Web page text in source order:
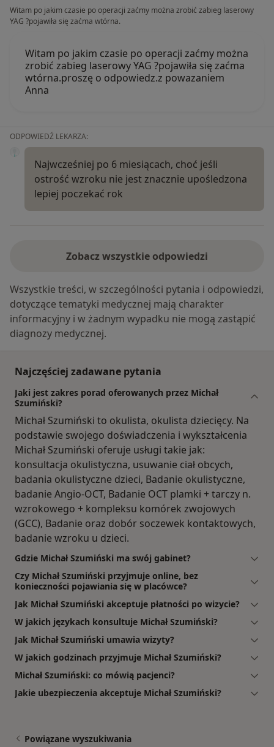
Witam po jakim czasie po operacji zaćmy można zrobić zabieg laserowy
YAG ?pojawiła się zaćma wtórna.
Witam po jakim czasie po operacji zaćmy można
zrobić zabieg laserowy YAG ?pojawiła się zaćma
wtórna.proszę o odpowiedz.z powazaniem
Anna
ODPOWIEDŹ LEKARZA:
Najwcześniej po 6 miesiącach, choć jeśli
ostrość wzroku nie jest znacznie upośledzona
lepiej poczekać rok
Zobacz wszystkie odpowiedzi
Wszystkie treści, w szczególności pytania i odpowiedzi,
dotyczące tematyki medycznej mają charakter
informacyjny i w żadnym wypadku nie mogą zastąpić
diagnozy medycznej.
Najczęściej zadawane pytania
Jaki jest zakres porad oferowanych przez Michał
Szumiński?
Michał Szumiński to okulista, okulista dziecięcy. Na
podstawie swojego doświadczenia i wykształcenia
Michał Szumiński oferuje usługi takie jak:
konsultacja okulistyczna, usuwanie ciał obcych,
badania okulistyczne dzieci, Badanie okulistyczne,
badanie Angio-OCT, Badanie OCT plamki + tarczy n.
wzrokowego + kompleksu komórek zwojowych
(GCC), Badanie oraz dobór soczewek kontaktowych,
badanie wzroku u dzieci.
Gdzie Michał Szumiński ma swój gabinet?
Czy Michał Szumiński przyjmuje online, bez
konieczności pojawiania się w placówce?
Jak Michał Szumiński akceptuje płatności po wizycie?
W jakich językach konsultuje Michał Szumiński?
Jak Michał Szumiński umawia wizyty?
W jakich godzinach przyjmuje Michał Szumiński?
Michał Szumiński: co mówią pacjenci?
Jakie ubezpieczenia akceptuje Michał Szumiński?
Powiązane wyszukiwania